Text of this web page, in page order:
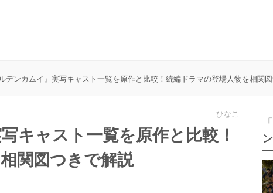
ルデンカムイ』実写キャスト一覧を原作と比較！続編ドラマの登場人物を相関
ひなこ
キャスト一覧を原作と比較！
関図つきで解説